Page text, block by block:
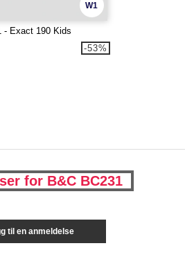
W1
- Exact 190 Kids
-53%
for B&C BC231
til en anmeldelse